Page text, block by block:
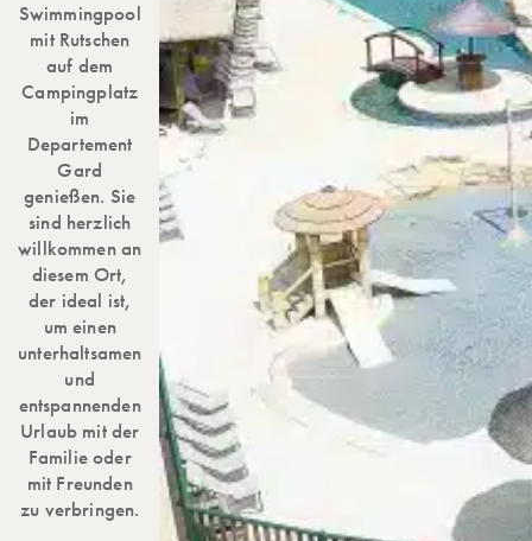
Swimmingpool
mit Rutschen
auf dem
Campingplatz
im
Departement
Gard
genießen. Sie
sind herzlich
willkommen an
diesem Ort,
der ideal ist,
um einen
unterhaltsamen
und
entspannenden
Urlaub mit der
Familie oder
mit Freunden
zu verbringen.